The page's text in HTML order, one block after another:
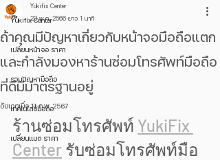
Yukifix Center
เปลี่ยนหน้าจอ ราคา
รวมปัญหามือถือ
เทคโนโลยีมือถือ
เปลี่ยนแบต ราคา
ถ้าคุณมีปัญหาเกี่ยวกับหน้าจอมือถือแตก
และกำลังมองหาร้านซ่อมโทรศัพท์มือถือ
ที่ดีมีมาตรฐานอยู่
Yukifix Center
23 พ.ค. 2566 ยาว 1 นาที
อัปเดตเมื่อ11 ก.พ. 2567
ร้านซ่อมโทรศัพท์ YukiFix
Center รับซ่อมโทรศัพท์มือ